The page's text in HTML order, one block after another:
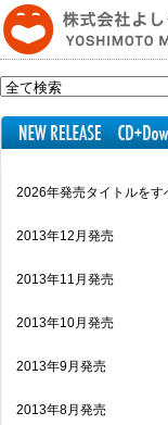
2026年発売タイトルをす
2013年12月発売
2013年11月発売
2013年10月発売
2013年9月発売
2013年8月発売